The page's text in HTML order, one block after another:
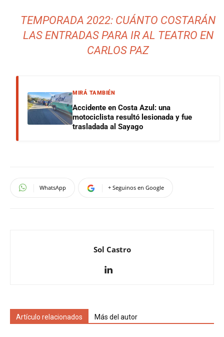
TEMPORADA 2022: CUÁNTO COSTARÁN
LAS ENTRADAS PARA IR AL TEATRO EN
CARLOS PAZ
MIRÁ TAMBIÉN
Accidente en Costa Azul: una
motociclista resultó lesionada y fue
trasladada al Sayago
WhatsApp + Seguinos en Google
Sol Castro
Artículo relacionados Más del autor